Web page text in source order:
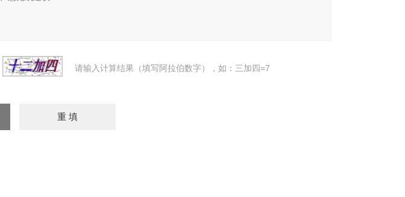
请输入计算结果（填写阿拉伯数字），如：三加四=7